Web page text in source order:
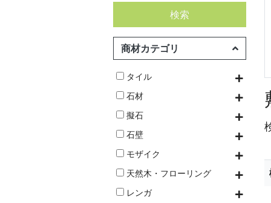
検索
商材カテゴリ
タイル
石材
擬石
石壁
モザイク
天然木・フローリング
レンガ